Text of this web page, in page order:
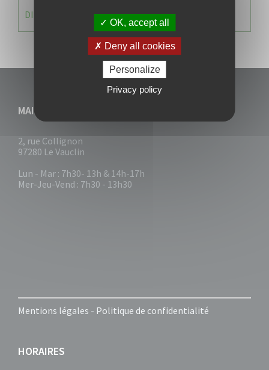
DIRECTION DU DEVELLOPPEMENT URBAIN DURABL
MAIRIE DU VAUCLIN
2, rue Collignon
97280 Le Vauclin
Lun - Mar : 7h30- 13h & 14h-17h
Mer-Jeu-Vend : 7h30 - 13h30
Mentions légales - Politique de confidentialité
HORAIRES
OK, accept all
Deny all cookies
Personalize
Privacy policy